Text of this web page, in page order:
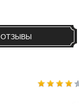
ОТЗЫВЫ